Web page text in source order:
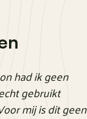
had ik geen
gebruikt
mij is dit geen